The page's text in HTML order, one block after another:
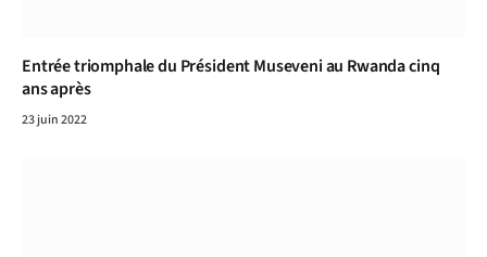
Entrée triomphale du Président Museveni au Rwanda cinq
ans après
23 juin 2022